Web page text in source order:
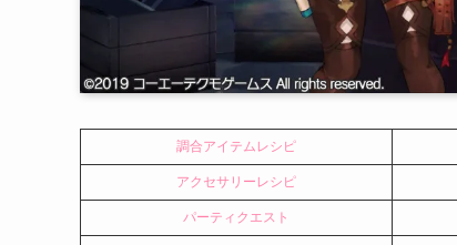
調合アイテムレシピ
アクセサリーレシピ
パーティクエスト